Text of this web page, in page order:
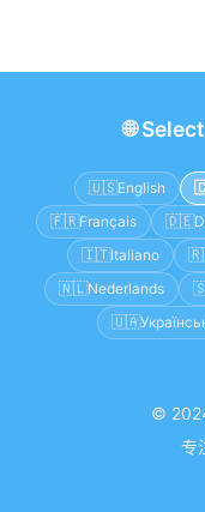
🌐
🇺🇸English
🇫🇷Français 🇩🇪
🇮🇹Italiano
🇳🇱Nederlands
🇺🇦
©
专